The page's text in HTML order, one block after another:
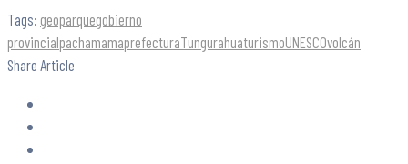
Tags: geoparquegobierno
provincialpachamamaprefecturaTungurahuaturismoUNESCOvolcán
Share Article